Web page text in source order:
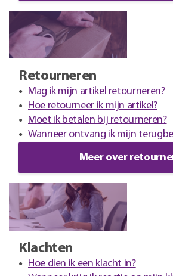
Retourneren
Mag ik mijn artikel retourneren?
Hoe retourneer ik mijn artikel?
Moet ik betalen bij retourneren?
Wanneer ontvang ik mijn
Meer over
Klachten
Hoe dien ik een klacht in?